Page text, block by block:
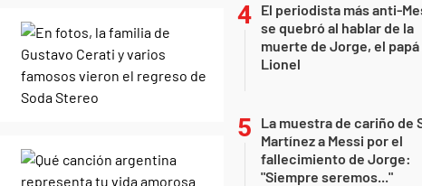
El periodista más anti-
se quebró al hablar de la
muerte de Jorge, el papá
Lionel
La muestra de cariño de
Martínez a Messi por el
fallecimiento de Jorge:
"Siempre seremos..."